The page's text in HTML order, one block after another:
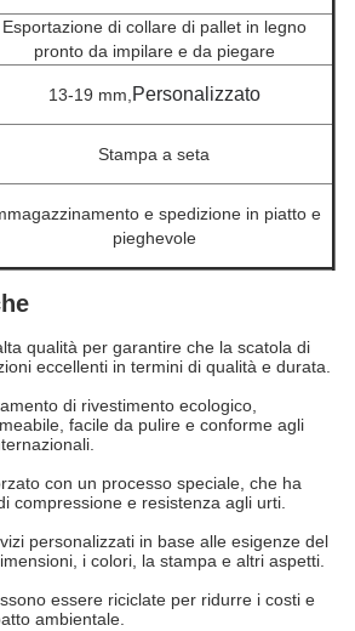
Esportazione di collare di pallet in legno
pronto da impilare e da piegare
13-19 mm, Personalizzato
Stampa a seta
e spedizione in piatto e
pieghevole
qualità per garantire che la scatola di
eccellenti in termini di qualità e durata.
di rivestimento ecologico,
facile da pulire e conforme agli
con un processo speciale, che ha
compressione e resistenza agli urti.
personalizzati in base alle esigenze del
i colori, la stampa e altri aspetti.
essere riciclate per ridurre i costi e
ambientale.